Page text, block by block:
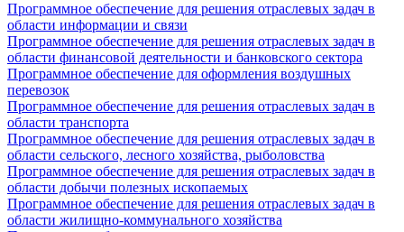
Программное обеспечение для решения отраслевых задач в
области информации и связи
Программное обеспечение для решения отраслевых задач в
области финансовой деятельности и банковского сектора
Программное обеспечение для оформления воздушных
перевозок
Программное обеспечение для решения отраслевых задач в
области транспорта
Программное обеспечение для решения отраслевых задач в
области сельского, лесного хозяйства, рыболовства
Программное обеспечение для решения отраслевых задач в
области добычи полезных ископаемых
Программное обеспечение для решения отраслевых задач в
области жилищно-коммунального хозяйства